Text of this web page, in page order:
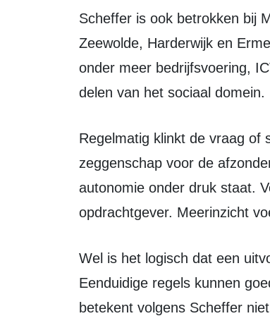
Scheffer is ook betrokken bij Meerinzicht, de uitvoeringsorganisatie van
Zeewolde, Harderwijk en
onder meer bedrijfsvoering,
delen van het sociaal domein.
Regelmatig klinkt de vraag of samenwerking leidt tot uniform beleid en minder
zeggenschap voor de
autonomie onder druk staat.
opdrachtgever. Meerinzicht
Wel is het logisch dat een uitvoeringsorganisatie zoekt naar efficiëntie.
Eenduidige regels kunnen
betekent volgens Scheffer